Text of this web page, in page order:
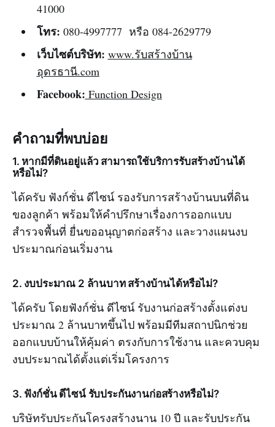
41000
โทร: 080-4997777 หรือ 084-2629779
เว็บไซต์บริษัท: www.รับสร้างบ้าน
อุดรธานี.com
Facebook: Function Design
คำถามที่พบบ่อย
1. หากมีที่ดินอยู่แล้ว สามารถใช้บริการรับสร้างบ้านได้
หรือไม่?
ได้ครับ ฟังก์ชั่น ดีไซน์ รองรับการสร้างบ้านบนที่ดิน
ของลูกค้า พร้อมให้คำปรึกษาเรื่องการออกแบบ
สำรวจพื้นที่ ยื่นขออนุญาตก่อสร้าง และวางแผนงบ
ประมาณก่อนเริ่มงาน
2. งบประมาณ 2 ล้านบาท สร้างบ้านได้หรือไม่?
ได้ครับ โดยฟังก์ชั่น ดีไซน์ รับงานก่อสร้างตั้งแต่งบ
ประมาณ 2 ล้านบาทขึ้นไป พร้อมมีทีมสถาปนิกช่วย
ออกแบบบ้านให้คุ้มค่า ตรงกับการใช้งาน และควบคุม
งบประมาณได้ตั้งแต่เริ่มโครงการ
3. ฟังก์ชั่น ดีไซน์ รับประกันงานก่อสร้างหรือไม่?
บริษัทรับประกันโครงสร้างนาน 10 ปี และรับประกัน